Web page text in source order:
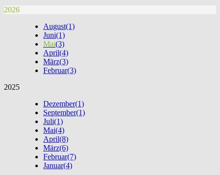
2026
August(1)
Juni(1)
Mai(3)
April(4)
März(3)
Februar(3)
2025
Dezember(1)
September(1)
Juli(1)
Mai(4)
April(8)
März(6)
Februar(7)
Januar(4)